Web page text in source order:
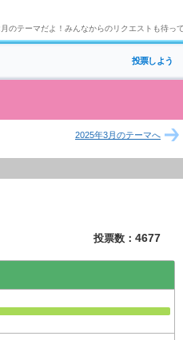
のテーマだよ！みんなからのリクエストも待っ
投票しよう
2025年3月のテーマへ
投票数： 4677